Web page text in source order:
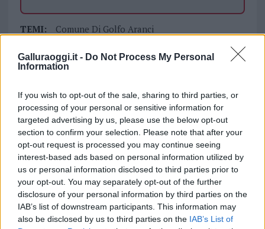
Galluraoggi.it - Do Not Process My Personal
Information
If you wish to opt-out of the sale, sharing to third parties, or
processing of your personal or sensitive information for
targeted advertising by us, please use the below opt-out
section to confirm your selection. Please note that after your
opt-out request is processed you may continue seeing
interest-based ads based on personal information utilized by
us or personal information disclosed to third parties prior to
your opt-out. You may separately opt-out of the further
disclosure of your personal information by third parties on the
IAB’s list of downstream participants. This information may
also be disclosed by us to third parties on the IAB’s List of
TEMI:
Comune Di Golfo Aranci
Mario Mulas
Entra nel canale telegram di
GalluraOggi.it
Inviaci le tue segnalazioni,
i tuoi video e le tue foto
Su WhatsApp al numero +39
345 356 7512